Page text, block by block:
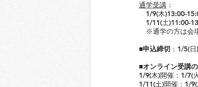
通学受講 ：
1/9(木)13:00-
1/11(土)11:00-
※通学の方は会
■申込締切 ：1/5(日)
■オンライン受講
1/9(木)開催：1/7(
1/11(土)開催：1/